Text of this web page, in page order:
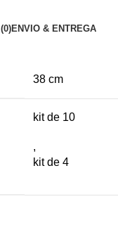
ENVIO & ENTREGA
38 cm
kit de 10
,
kit de 4